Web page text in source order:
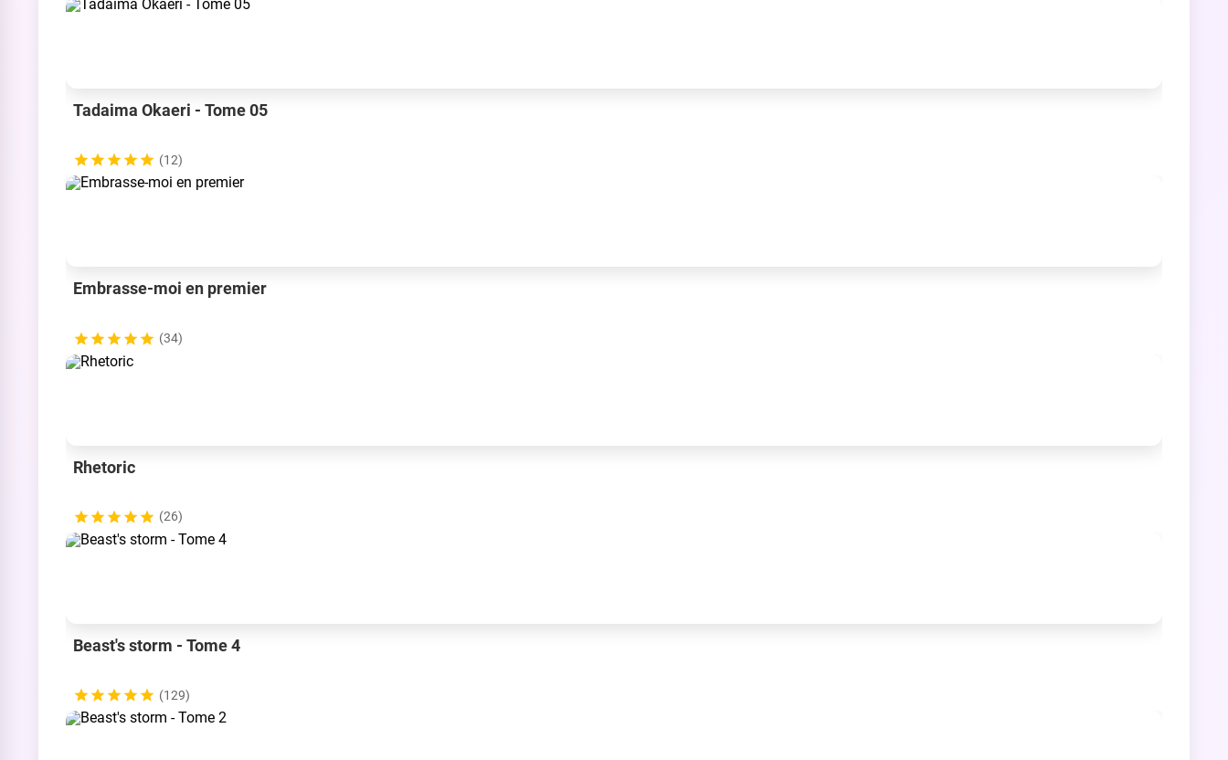
Tadaima Okaeri - Tome 05
(12)
Embrasse-moi en premier
(34)
Rhetoric
(26)
Beast's storm - Tome 4
(129)